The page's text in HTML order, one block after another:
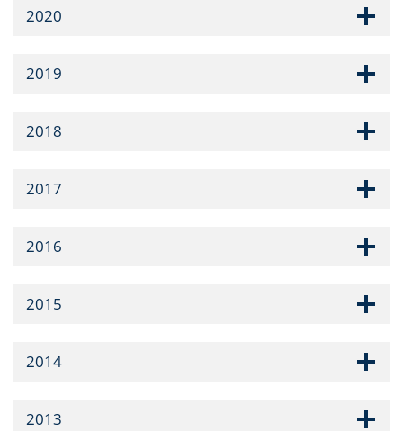
2020
2019
2018
2017
2016
2015
2014
2013